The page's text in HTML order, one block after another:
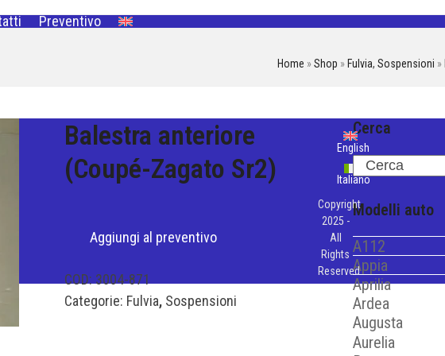
Preventivo
Home » Shop » Fulvia, Sospensioni »
Balestra anteriore
(Coupé-Zagato Sr2)
Aggiungi al preventivo
COD: 3004-871
Categorie: Fulvia, Sospensioni
Cerca
Search
Modelli auto
A112
Appia
Aprilia
Ardea
Augusta
Aurelia
English
Italiano
Copyright
2025 -
All
Rights
Reserved